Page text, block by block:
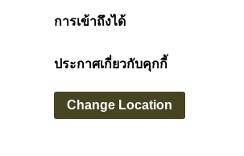
การเข้าถึงได้
ประกาศเกี่ยวกับคุกกี้
Change Location